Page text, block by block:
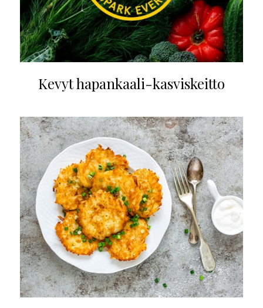
Kevyt hapankaali-kasviskeitto